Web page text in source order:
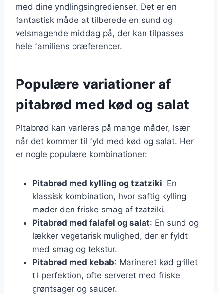
med dine yndlingsingredienser. Det er en
fantastisk måde at tilberede en sund og
velsmagende middag på, der kan tilpasses
hele familiens præferencer.
Populære variationer af
pitabrød med kød og salat
Pitabrød kan varieres på mange måder, især
når det kommer til fyld med kød og salat. Her
er nogle populære kombinationer:
Pitabrød med kylling og tzatziki: En
klassisk kombination, hvor saftig kylling
møder den friske smag af tzatziki.
Pitabrød med falafel og salat: En sund og
lækker vegetarisk mulighed, der er fyldt
med smag og tekstur.
Pitabrød med kebab: Marineret kød grillet
til perfektion, ofte serveret med friske
grøntsager og saucer.